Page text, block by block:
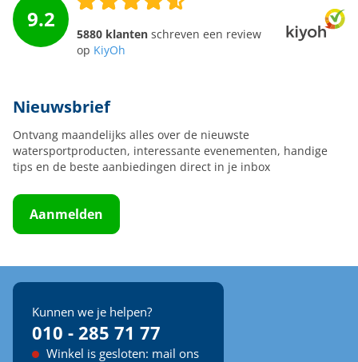
9.2
5880 klanten schreven een review
op KiyOh
Nieuwsbrief
Ontvang maandelijks alles over de nieuwste
watersportproducten, interessante evenementen, handige
tips en de beste aanbiedingen direct in je inbox
Aanmelden
Kunnen we je helpen?
010 - 285 71 77
Winkel is gesloten: mail ons